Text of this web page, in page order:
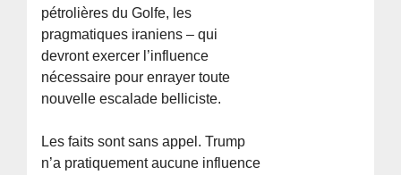
pétrolières du Golfe, les
pragmatiques iraniens – qui
devront exercer l’influence
nécessaire pour enrayer toute
nouvelle escalade belliciste.
Les faits sont sans appel. Trump
n’a pratiquement aucune influence